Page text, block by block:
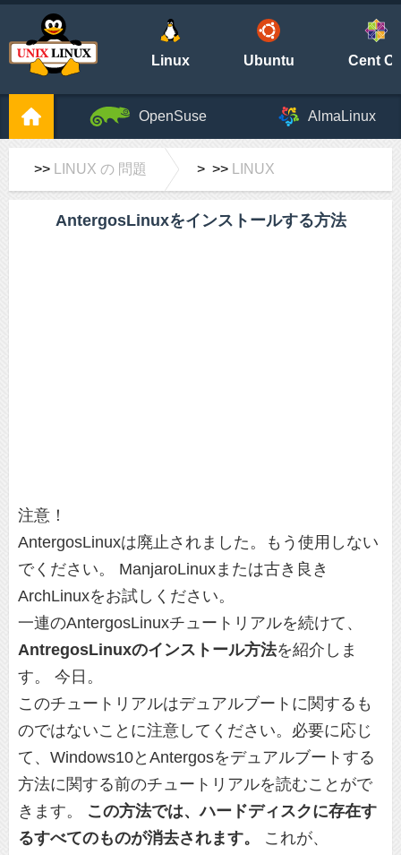
Linux Ubuntu Cent
OpenSuse AlmaLinux
>> LINUX の 問題 > >> LINUX
AntergosLinuxをインストールする方法
注意！
AntergosLinuxは廃止されました。もう使用しない
でください。 ManjaroLinuxまたは古き良き
ArchLinuxをお試しください。
一連のAntergosLinuxチュートリアルを続けて、
AntregosLinuxのインストール方法を紹介しま
す。 今日。
このチュートリアルはデュアルブートに関するも
のではないことに注意してください。必要に応じ
て、Windows10とAntergosをデュアルブートする
方法に関する前のチュートリアルを読むことがで
きます。 この方法では、ハードディスクに存在す
るすべてのものが消去されます。
これが、